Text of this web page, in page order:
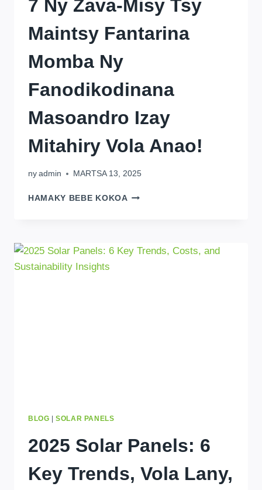
7 Ny Zava-Misy Tsy
Maintsy Fantarina
Momba Ny
Fanodikodinana
Masoandro Izay
Mitahiry Vola Anao!
ny admin MARTSA 13, 2025
HAMAKY BEBE KOKOA 7
MAINTSY
BLOG |SOLAR PANELS
2025 Solar Panels: 6
Key Trends, Vola Lany,